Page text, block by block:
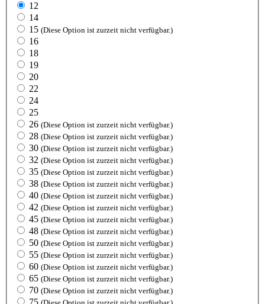
12
14
15 (Diese Option ist zurzeit nicht verfügbar.)
16
18
19
20
22
24
25
26 (Diese Option ist zurzeit nicht verfügbar.)
28 (Diese Option ist zurzeit nicht verfügbar.)
30 (Diese Option ist zurzeit nicht verfügbar.)
32 (Diese Option ist zurzeit nicht verfügbar.)
35 (Diese Option ist zurzeit nicht verfügbar.)
38 (Diese Option ist zurzeit nicht verfügbar.)
40 (Diese Option ist zurzeit nicht verfügbar.)
42 (Diese Option ist zurzeit nicht verfügbar.)
45 (Diese Option ist zurzeit nicht verfügbar.)
48 (Diese Option ist zurzeit nicht verfügbar.)
50 (Diese Option ist zurzeit nicht verfügbar.)
55 (Diese Option ist zurzeit nicht verfügbar.)
60 (Diese Option ist zurzeit nicht verfügbar.)
65 (Diese Option ist zurzeit nicht verfügbar.)
70 (Diese Option ist zurzeit nicht verfügbar.)